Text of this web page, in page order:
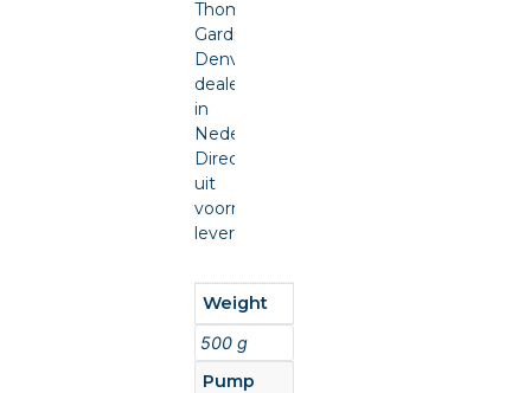
Thomas
Gardner
Denver
dealer
in
Nederland.
Direct
uit
voorraad
leverbaar.
Weight
500 g
Pump